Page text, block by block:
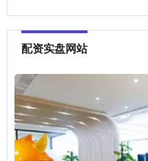
配资实盘网站